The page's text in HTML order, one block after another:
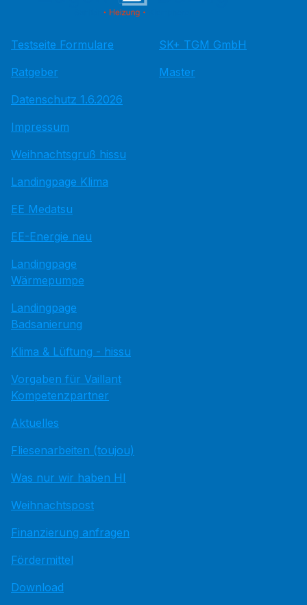
Testseite Formulare
Ratgeber
Datenschutz 1.6.2026
Impressum
Weihnachtsgruß hissu
Landingpage Klima
EE Medatsu
EE-Energie neu
Landingpage
Wärmepumpe
Landingpage
Badsanierung
Klima & Lüftung - hissu
Vorgaben für Vaillant
Kompetenzpartner
Aktuelles
Fliesenarbeiten (toujou)
Was nur wir haben HI
Weihnachtspost
Finanzierung anfragen
Fördermittel
Download
SK+ TGM GmbH
Master